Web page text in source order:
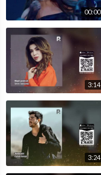
00:00
3:14
3:24